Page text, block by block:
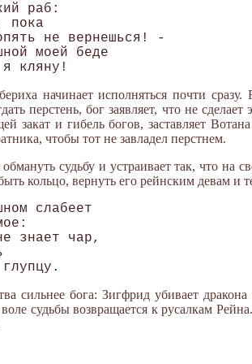
раб:
пока
не вернешься! -
моей беде
начинает исполняться почти
перстень, бог заявляет, что не
закат и гибель богов, заставляет
чтобы тот не завладел перстнем.
судьбу и устраивает так, что на
кольцо, вернуть его рейнским девам и
слабеет
знает чар,
сильнее бога: Зигфрид убивает
судьбы возвращается к русалкам